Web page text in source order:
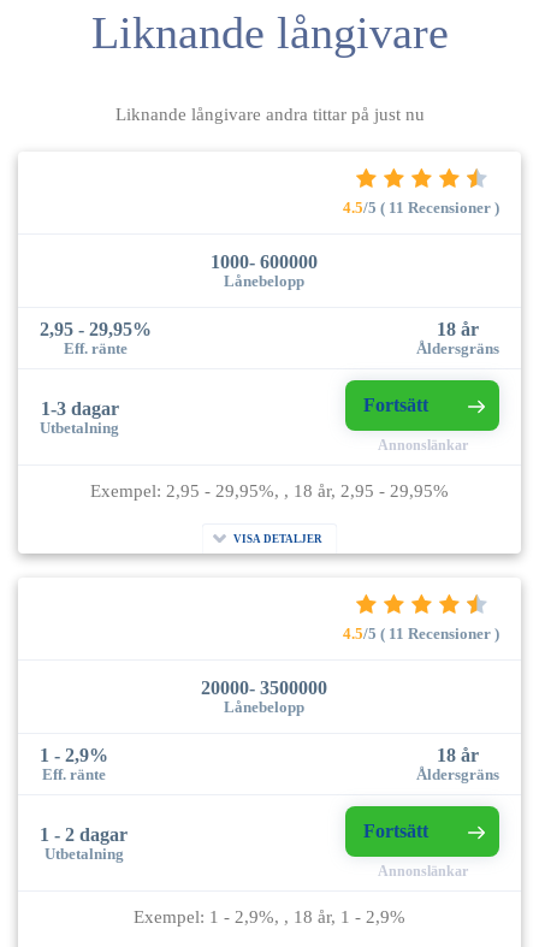
Liknande långivare
Liknande långivare andra tittar på just nu
4.5/5 ( 11 Recensioner )
1000- 600000
Lånebelopp
2,95 - 29,95%
Eff. ränte
18 år
Åldersgräns
1-3 dagar
Utbetalning
Fortsätt
Annonslänkar
Exempel: 2,95 - 29,95%, , 18 år, 2,95 - 29,95%
VISA DETALJER
4.5/5 ( 11 Recensioner )
20000- 3500000
Lånebelopp
1 - 2,9%
Eff. ränte
18 år
Åldersgräns
1 - 2 dagar
Utbetalning
Fortsätt
Annonslänkar
Exempel: 1 - 2,9%, , 18 år, 1 - 2,9%